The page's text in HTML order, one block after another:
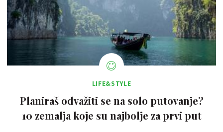
LIFE&STYLE
Planiraš odvažiti se na solo putovanje?
10 zemalja koje su najbolje za prvi put